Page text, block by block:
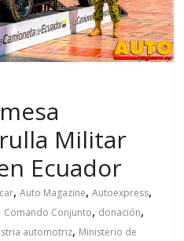
Militar
Ecuador
,Auto Magazine,Autoexpress,
Comando Conjunto, donación,
automotriz, Ministerio de